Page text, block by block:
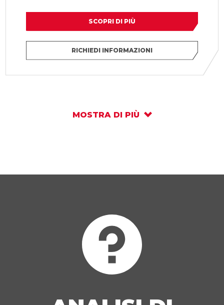
SCOPRI DI PIÙ
RICHIEDI INFORMAZIONI
MOSTRA DI PIÙ